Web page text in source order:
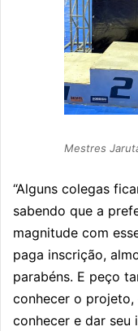
Mestres
“Alguns colegas
sabendo que a
magnitude com
paga inscrição,
parabéns. E peço
conhecer o projeto,
conhecer e dar seu